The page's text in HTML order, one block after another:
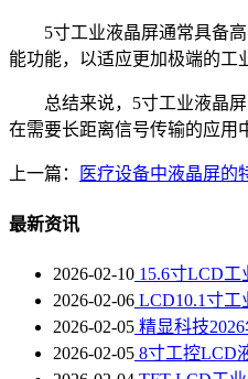
5寸工业液晶屏通常具备高
能功能，以适应更加极端的工
总结来说，5寸工业液晶屏
在需要长距离信号传输的应用
上一篇： 医疗设备中液晶屏的
最新资讯
2026-02-10 15.6寸LCD工
2026-02-06 LCD10.1寸工
2026-02-05 精显科技
2026-02-05 8寸工控LCD